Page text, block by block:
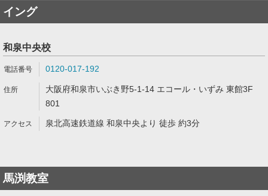
イング
和泉中央校
0120-017-192
大阪府和泉市いぶき野5-1-14 エコール・いずみ 東館3F
801
泉北高速鉄道線 和泉中央より 徒歩 約3分
馬渕教室